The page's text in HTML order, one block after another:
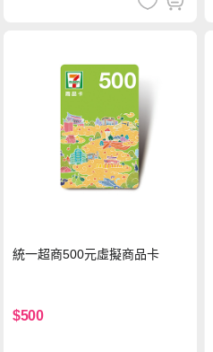
統一超商500元虛擬商品卡
$500